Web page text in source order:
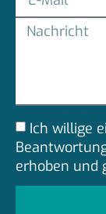
Ich willige
erhoben und